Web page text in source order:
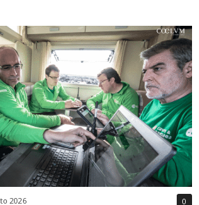
2026 0